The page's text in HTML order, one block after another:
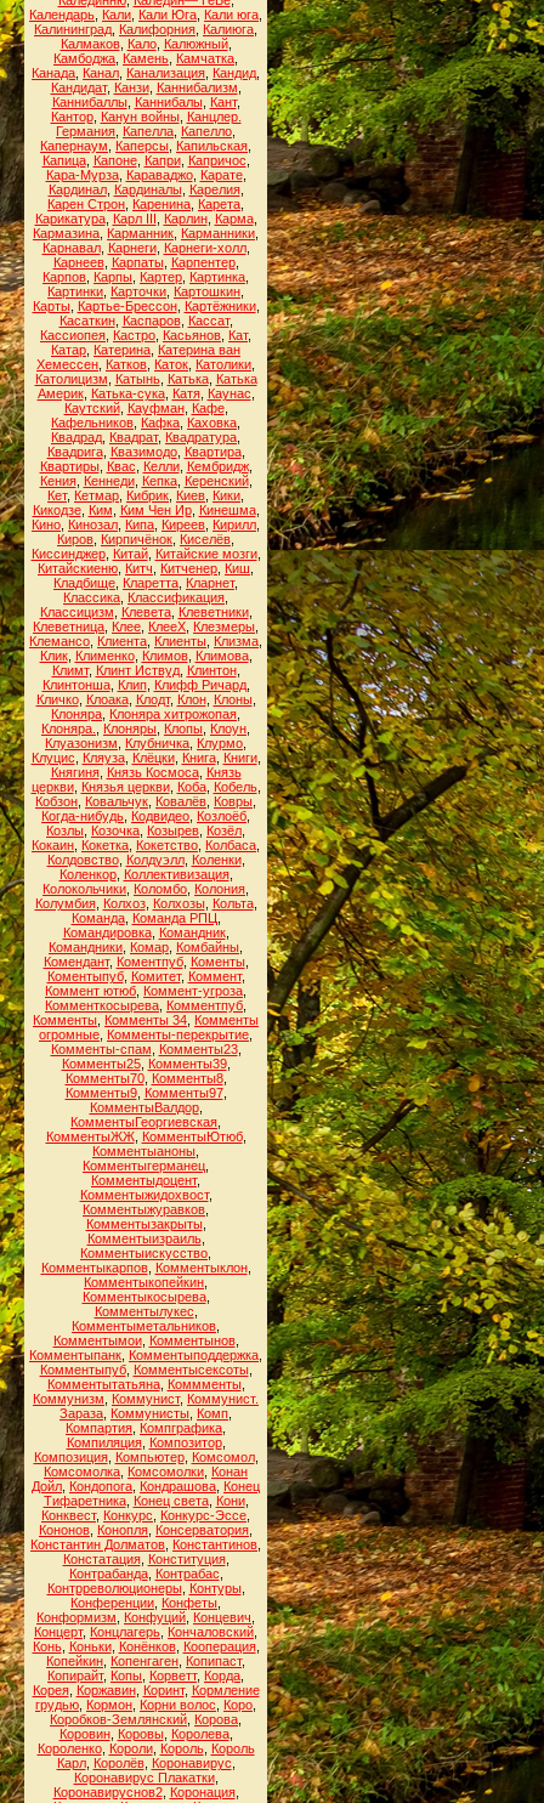
Календарь Кали Кали Юга Кали юга
Калининград Калифорния Калиюга
Калмаков, Кало, Калюжный,
Камбоджа Камень Камчатка
Канада Канал Канализация Кандид
Кандидат, Канзи, Каннибализм
Каннибаллы, Каннибалы, Кант,
Кантор, Канун войны, Канцлер.
Германия Капелла Капелло
Капернаум
Каперсы Капильская
Капица, Капоне, Капри, Капричос
Кара-Мурза, Караваджо, Карате,
Кардинал, Кардиналы, Карелия,
Карен Строн Каренина Карета
Карикатура, Карл III Карлин, Карма,
Кармазина Карманник Карманники
Карнавал, Карнеги, Карнеги-холл,
Карнеев, Карпаты, Карпентер,
Карпов Карпы Картер Картинка
Картинки Карточки Картошкин
Карты, Картье-Брессон, Картёжники,
Касаткин, Каспаров, Кассат,
Кассиопея Кастро Касьянов Кат,
Катар Катерина Катерина ван
Хемессен Катков Каток Католики
Католицизм
Катынь, Катька, Катька
Америк, Катька-сука, Катя, Каунас
Каутский, Кауфман, Кафе,
Кафельников Кафка Каховка
Квадрад Квадрат, Квадратура
Квадрига, Квазимодо, Квартира,
Квартиры, Квас Келли, Кембридж,
Кения, Кеннеди, Кепка, Керенский,
Кет, Кетмар Кибрик Киев Кики
Кикодзе, Ким Ким Чен Ир, Кинешма,
Кино Кинозал Кипа Киреев Кирилл
Киров Кирпичёнок Киселёв
Киссинджер, Китай, Китайские мозги,
Китайскиеню Китч Китченер Киш
Кладбище Кларетта Кларнет,
Классика Классификация
Классицизм
Клевета, Клеветники,
Клеветница Клее КлееХ Клезмеры
Клемансо Клиента Клиенты Клизма
Клик, Клименко, Климов, Климова,
Климт, Клинт Иствуд, Клинтон,
Клинтонша, Клип, Клифф Ричард,
Кличко, Клоака, Клодт, Клон, Клоны,
Клоняра Клоняра хитрожопая
Клоняра.
Клоняры Клопы Клоун
Клуазонизм
Клубничка Клурмо
Клуцис
Кляуза, Клёцки, Книга, Книги,
Княгиня, Князь Космоса, Князь
церкви, Князья церкви, Коба, Кобель,
Кобзон Ковальчук Ковалёв Ковры
Когда-нибудь Кодвидео Козлоёб
Козлы Козочка Козырев Козёл
Кокаин Кокетка Кокетство Колбаса
Колдовство, Колдуэлл, Коленки,
Коленкор, Коллективизация,
Колокольчики Коломбо Колония
Колумбия, Колхоз, Колхозы, Кольта,
Команда, Команда РПЦ
Командировка, Командник,
Командники Комар Комбайны
Комендант, Коментпуб, Коменты,
Коментыпуб, Комитет, Коммент,
Коммент ютюб Коммент-угроза
Комменткосырева Комментпуб
Комменты Комменты 34 Комменты
огромные Комменты-перекрытие
Комменты-спам
Комменты23,
Комменты25, Комменты39,
Комменты70, Комменты8,
Комменты9, Комменты97,
КомментыВалдор,
КомментыГеоргиевская
КомментыЖЖ, КомментыЮтюб,
Комментыаноны
Комментыгерманец
Комментыдоцент,
Комментыжидохвост,
Комментыжуравков
Комментызакрыты,
Комментыизраиль,
Комментыискусство
Комментыкарпов, Комментыклон,
Комментыкопейкин
Комментыкосырева,
Комментылукес
Комментыметальников
Комментымои, Комментынов,
Комментыпанк Комментыподдержка
Комментыпуб, Комментысексоты,
Комментытатьяна, Коммменты,
Коммунизм
Коммунист, Коммунист.
Зараза Коммунисты Комп
Компартия Компграфика
Компиляция, Композитор,
Композиция, Компьютер, Комсомол,
Комсомолка Комсомолки Конан
Дойл Кондопога Кондрашова Конец
Тифаретника, Конец света, Кони,
Конквест, Конкурс Конкурс-Эссе
Кононов Конопля Консерватория
Константин Долматов Константинов
Констатация, Конституция,
Контрабанда, Контрабас
Контрреволюционеры, Контуры,
Конференции Конфеты
Конформизм
Конфуций Концевич
Концерт, Концлагерь Кончаловский
Конь, Коньки, Конёнков, Кооперация,
Копейкин Копенгаген Копипаст,
Копирайт, Копы Корветт, Корда
Корея, Коржавин, Коринт, Кормление
грудью Кормон Корни волос Коро
Коробков-Землянский Корова
Коровин, Коровы, Королева,
Короленко, Короли, Король, Король
Карл, Королёв, Коронавирус
Коронавирус Плакатки,
Коронавируснов2, Коронация,